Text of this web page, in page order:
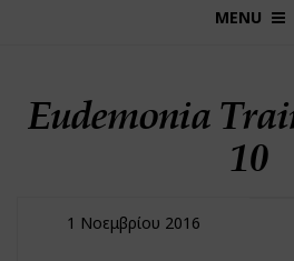
MENU
Eudemonia
10
1 Νοεμβρίου 2016